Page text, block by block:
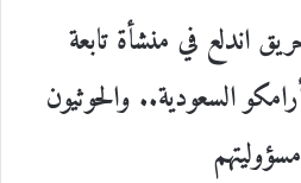
اندلع في منشأة تابعة
السعودية.. والحوثيون